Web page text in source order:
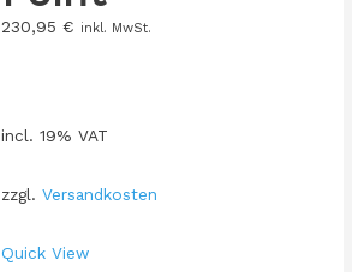
230,95 € inkl. MwSt.
incl. 19% VAT
zzgl. Versandkosten
Quick View